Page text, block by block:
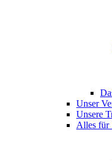
Unser
Unsere
Alles für